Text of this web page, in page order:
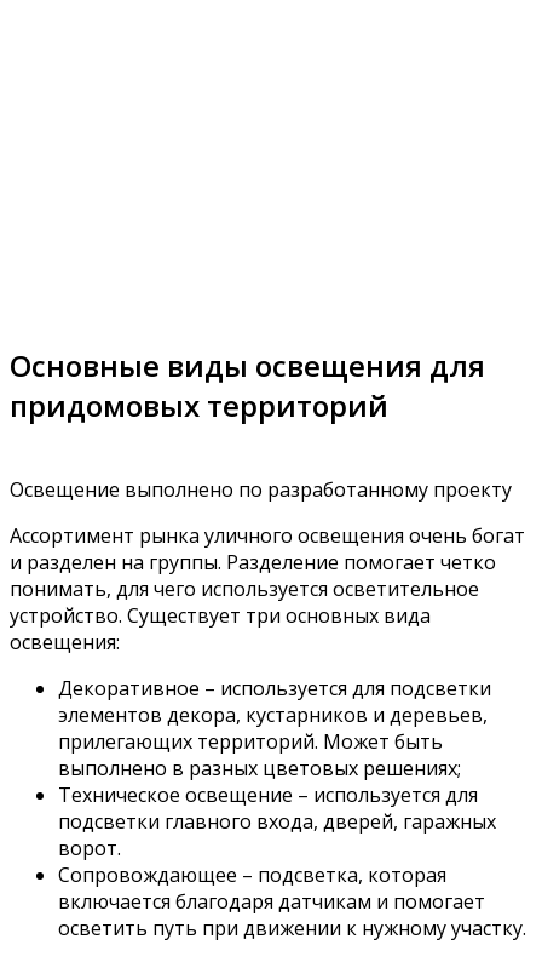
Основные виды освещения для
придомовых территорий
Освещение выполнено по разработанному проекту
Ассортимент рынка уличного освещения очень богат
и разделен на группы. Разделение помогает четко
понимать, для чего используется осветительное
устройство. Существует три основных вида
освещения:
Декоративное – используется для подсветки
элементов декора, кустарников и деревьев,
прилегающих территорий. Может быть
выполнено в разных цветовых решениях;
Техническое освещение – используется для
подсветки главного входа, дверей, гаражных
ворот.
Сопровождающее – подсветка, которая
включается благодаря датчикам и помогает
осветить путь при движении к нужному участку.